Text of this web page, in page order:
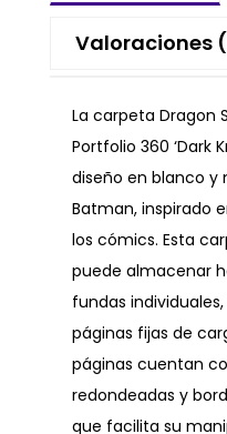
Valoraciones
La carpeta Dragon
Portfolio 360 ‘Dark
diseño en blanco y
Batman, inspirado
los cómics. Esta
puede almacenar
fundas
páginas fijas de
páginas cuentan
redondeadas y
que facilita su